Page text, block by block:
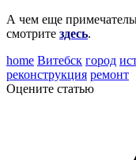
А чем еще
смотрите здесь.
home Витебск город
реконструкция ремонт
Оцените статью